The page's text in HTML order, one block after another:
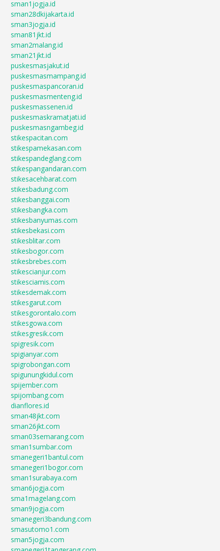
sman1jogja.id
sman28dkijakarta.id
sman3jogja.id
sman81jkt.id
sman2malang.id
sman21jkt.id
puskesmasjakut.id
puskesmasmampang.id
puskesmaspancoran.id
puskesmasmenteng.id
puskesmassenen.id
puskesmaskramatjati.id
puskesmasngambeg.id
stikespacitan.com
stikespamekasan.com
stikespandeglang.com
stikespangandaran.com
stikesacehbarat.com
stikesbadung.com
stikesbanggai.com
stikesbangka.com
stikesbanyumas.com
stikesbekasi.com
stikesblitar.com
stikesbogor.com
stikesbrebes.com
stikescianjur.com
stikesciamis.com
stikesdemak.com
stikesgarut.com
stikesgorontalo.com
stikesgowa.com
stikesgresik.com
spigresik.com
spigianyar.com
spigrobongan.com
spigunungkidul.com
spijember.com
spijombang.com
dianflores.id
sman48jkt.com
sman26jkt.com
sman03semarang.com
sman1sumbar.com
smanegeri1bantul.com
smanegeri1bogor.com
sman1surabaya.com
sman6jogja.com
sma1magelang.com
sman9jogja.com
smanegeri3bandung.com
smasutomo1.com
sman5jogja.com